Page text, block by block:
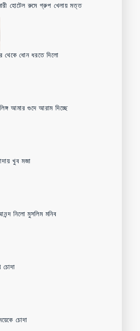
হোটেল রুমে গ্রুপ খেলায় মত্ত
থেকে ধোন ধরতে দিলো
আমার গুদে আরাম দিচ্ছে
খুব মজা
নিলো মুসলিম মনিব
চোদা
চোদা